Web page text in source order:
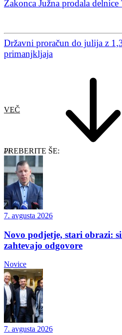
Zakonca Južna prodala
Državni proračun do julija z
primanjkljaja
VEČ
PREBERITE ŠE:
7. avgusta 2026
Novo podjetje, stari obrazi:
zahtevajo odgovore
Novice
7. avgusta 2026